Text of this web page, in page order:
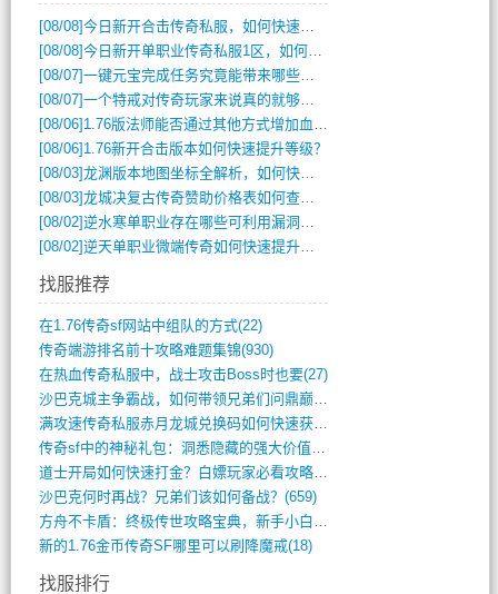
[08/08]今日新开合击传奇私服，如何快速提升角色战力？
[08/08]今日新开单职业传奇私服1区，如何快速升级与获取顶级装备？
[08/07]一键元宝完成任务究竟能带来哪些超值优势？
[08/07]一个特戒对传奇玩家来说真的就够用了吗？
[08/06] 1.76版法师能否通过其他方式增加血量？
[08/06] 1.76新开合击版本如何快速提升等级？
[08/03]龙渊版本地图坐标全解析，如何快速定位BOSS位置？
[08/03]龙城决复古传奇赞助价格表如何查询？
[08/02]逆水寒单职业存在哪些可利用漏洞？如何快速提升战力？
[08/02]逆天单职业微端传奇如何快速提升战力？新手必看攻略
找服推荐
在1.76传奇sf网站中组队的方式(22)
传奇端游排名前十攻略难题集锦(930)
在热血传奇私服中，战士攻击Boss时也要(27)
沙巴克城主争霸战，如何带领兄弟们问鼎巅峰(565)
满攻速传奇私服赤月龙城兑换码如何快速获取(676)
传奇sf中的神秘礼包：洞悉隐藏的强大价值(427)
道士开局如何快速打金？白嫖玩家必看攻略(5)
沙巴克何时再战？兄弟们该如何备战？(659)
方舟不卡盾：终极传世攻略宝典，新手小白逆(495)
新的1.76金币传奇SF哪里可以刷降魔戒(18)
找服排行